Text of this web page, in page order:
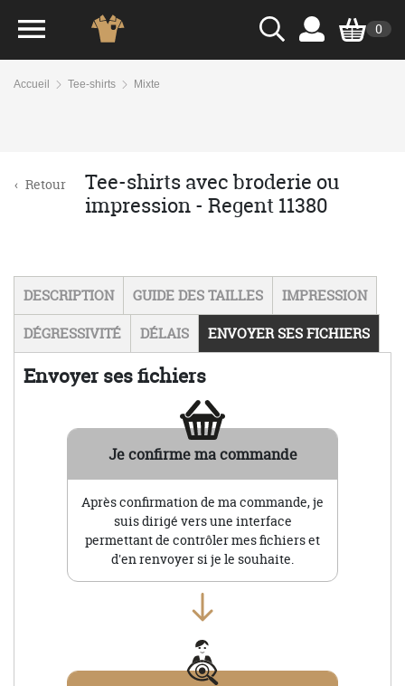
0
Accueil Tee-shirts Mixte
‹ Retour
Tee-shirts avec broderie ou
impression - Regent 11380
DESCRIPTION GUIDE DES TAILLES
IMPRESSION
DÉGRESSIVITÉ
DÉLAIS ENVOYER SES FICHIERS
Envoyer ses fichiers
Je confirme ma commande
Après confirmation de ma commande, je
suis dirigé vers une interface
permettant de contrôler mes fichiers et
d'en renvoyer si je le souhaite.